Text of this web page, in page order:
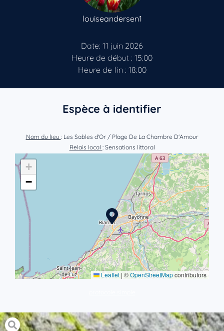
louiseandersen1
Date: 11 juin 2026
Heure de début : 15:00
Heure de fin : 18:00
Espèce à identifier
Nom du lieu : Les Sables d'Or / Plage De La Chambre D'Amour
Relais local : Sensations littoral
+
−
Leaflet | ©OpenStreetMapcontributors